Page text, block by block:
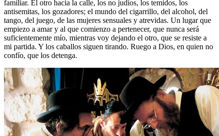
familiar. El otro hacia la calle, los no judíos, los temidos, los
antisemitas, los gozadores; el mundo del cigarrillo, del alcohol, del
tango, del juego, de las mujeres sensuales y atrevidas. Un lugar que
empiezo a amar y al que comienzo a pertenecer, que nunca será
suficientemente mío, mientras voy dejando el otro, que se resiste a
mi partida. Y los caballos siguen tirando. Ruego a Dios, en quien no
confío, que los detenga.